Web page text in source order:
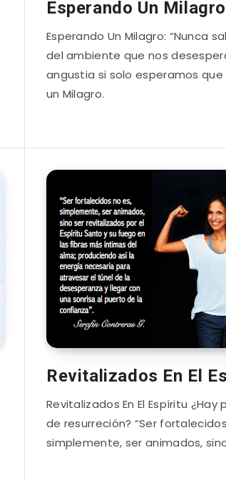
Esperando Un Milagro
Esperando Un Milagro: “Nunca
del ambiente que nos
angustia si solo esperamos que
un Milagro.
Revitalizados En El
Revitalizados En El Espíritu ¿Hay
de resurreción? “Ser
simplemente, ser animados,